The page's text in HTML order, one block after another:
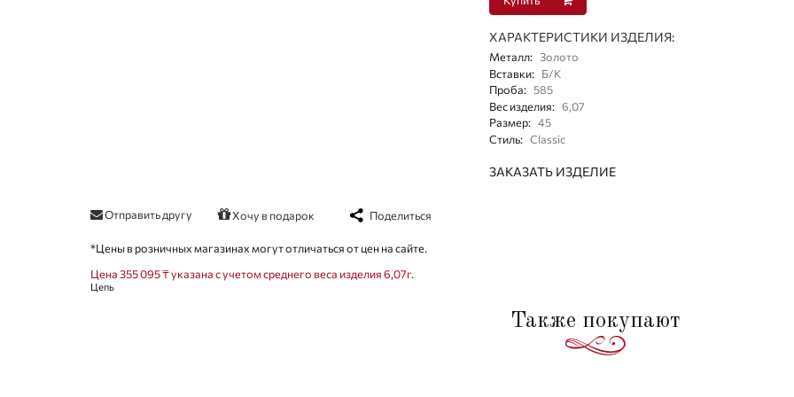
ХАРАКТЕРИСТИКИ ИЗДЕЛИЯ:
Металл: Золото
Вставки: Б/К
Проба: 585
Вес изделия: 6,07
Размер: 45
Стиль: Classic
ЗАКАЗАТЬ ИЗДЕЛИЕ
Отправить другу Хочу в подарок Поделиться
*Цены в розничных магазинах могут отличаться от цен на сайте.
Цена 355 095 ₸ указана с учетом среднего веса изделия 6,07г.
Цепь
Также покупают